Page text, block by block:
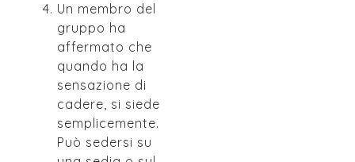
Un membro del
gruppo ha
affermato che
quando ha la
sensazione di
cadere, si siede
semplicemente.
Può sedersi su